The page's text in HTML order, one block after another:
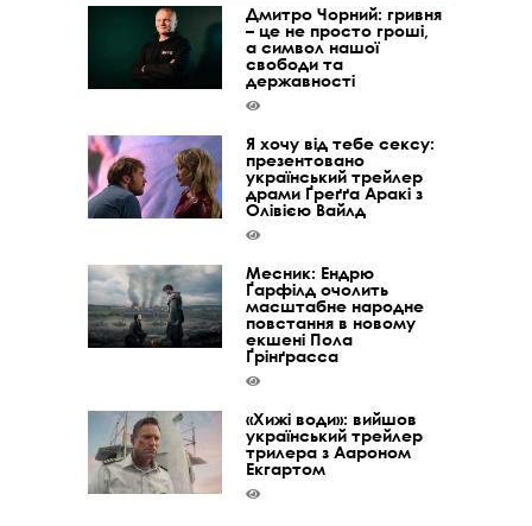
Дмитро Чорний: гривня
– це не просто гроші,
а символ нашої
свободи та
державності
Я хочу від тебе сексу:
презентовано
український трейлер
драми Ґреґґа Аракі з
Олівією Вайлд
Месник: Ендрю
Ґарфілд очолить
масштабне народне
повстання в новому
екшені Пола
Ґрінґрасса
«Хижі води»: вийшов
український трейлер
трилера з Аароном
Екгартом